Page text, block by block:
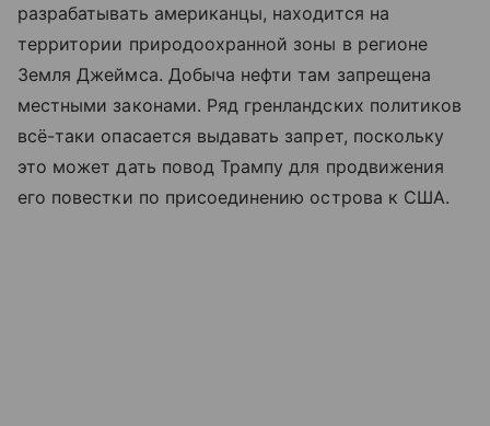
разрабатывать американцы, находится на
территории природоохранной зоны в регионе
Земля Джеймса. Добыча нефти там запрещена
местными законами. Ряд гренландских политиков
всё-таки опасается выдавать запрет, поскольку
это может дать повод Трампу для продвижения
его повестки по присоединению острова к США.